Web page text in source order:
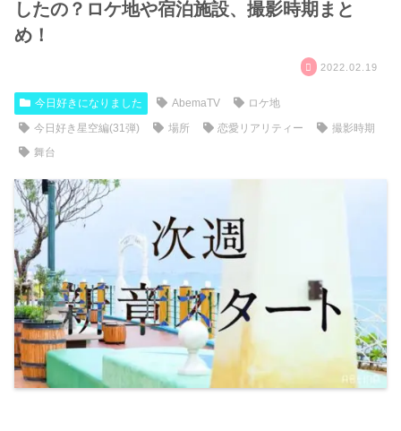
したの？ロケ地や宿泊施設、撮影時期まと
め！
2022.02.19
今日好きになりました AbemaTV
ロケ地
今日好き星空編(31弾)
場所 恋愛リアリティー
撮影時期
舞台